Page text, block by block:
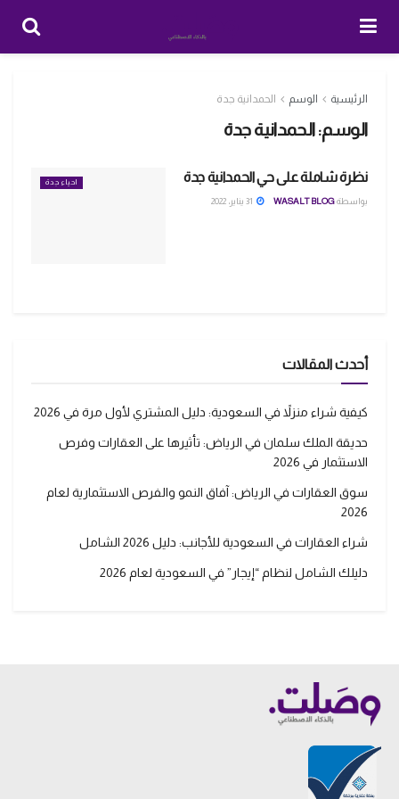
الرئيسية الوسم الحمدانية جدة
الوسم: الحمدانية جدة
احياء جدة نظرة شاملة على حي الحمدانية جدة
بواسطةWASALT BLOG
أحدث المقالات
كيفية شراء منزلاً في السعودية: دليل المشتري لأول مرة في 2026
حديقة الملك سلمان في الرياض: تأثيرها على العقارات وفرص
الاستثمار في 2026
سوق العقارات في الرياض: آفاق النمو والفرص الاستثمارية لعام
2026
شراء العقارات في السعودية للأجانب: دليل 2026 الشامل
دليلك الشامل لنظام “إيجار” في السعودية لعام 2026